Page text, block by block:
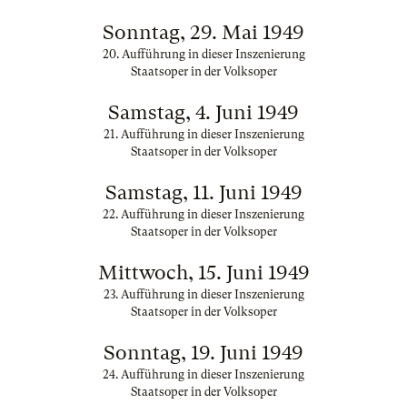
Sonntag, 29. Mai 1949
20. Aufführung in dieser Inszenierung
Staatsoper in der Volksoper
Samstag, 4. Juni 1949
21. Aufführung in dieser Inszenierung
Staatsoper in der Volksoper
Samstag, 11. Juni 1949
22. Aufführung in dieser Inszenierung
Staatsoper in der Volksoper
Mittwoch, 15. Juni 1949
23. Aufführung in dieser Inszenierung
Staatsoper in der Volksoper
Sonntag, 19. Juni 1949
24. Aufführung in dieser Inszenierung
Staatsoper in der Volksoper